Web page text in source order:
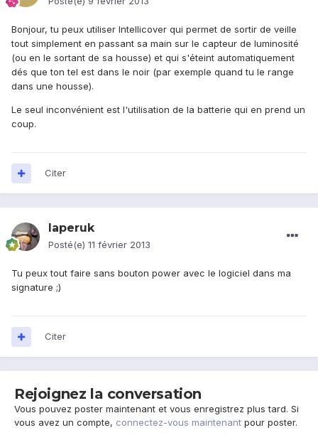
Bonjour, tu peux utiliser Intellicover qui permet de sortir de veille
tout simplement en passant sa main sur le capteur de luminosité
(ou en le sortant de sa housse) et qui s'éteint automatiquement
dés que ton tel est dans le noir (par exemple quand tu le range
dans une housse).
Le seul inconvénient est l'utilisation de la batterie qui en prend un
coup.
Citer
laperuk
Posté(e) 11 février 2013
Tu peux tout faire sans bouton power avec le logiciel dans ma
signature ;)
Citer
Rejoignez la conversation
Vous pouvez poster maintenant et vous enregistrez plus tard. Si
vous avez un compte, connectez-vous maintenant pour poster.